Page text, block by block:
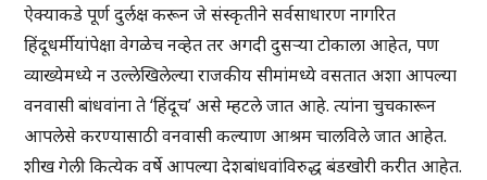
ऐक्याकडे पूर्ण दुर्लक्ष करून जे संस्कृतीने सर्वसाधारण नागरित
हिंदूधर्मीयांपेक्षा वेगळेच नव्हेत तर अगदी दुसर्‍या टोकाला आहेत, पण
व्याख्येमध्ये न उल्लेखिलेल्या राजकीय सीमांमध्ये वसतात अशा आपल्या
वनवासी बांधवांना ते ‘हिंदूच’ असे म्हटले जात आहे. त्यांना चुचकारून
आपलेसे करण्यासाठी वनवासी कल्याण आश्रम चालविले जात आहेत.
शीख गेली कित्येक वर्षे आपल्या देशबांधवांविरुद्ध बंडखोरी करीत आहेत.